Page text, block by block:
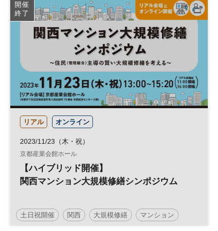
開催
終了
リアル オンライン
2023/11/23（木・祝）
京都産業会館ホール
【ハイブリッド開催】
関西マンション大規模修繕シンポジウム
土日祝開催 関西 大規模修繕 マンション